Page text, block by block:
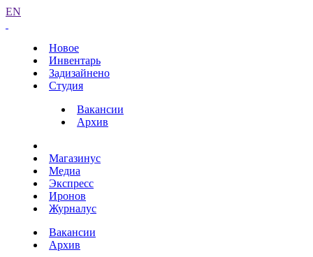
EN
Новое
Инвентарь
Задизайнено
Студия
Вакансии
Архив
Магазинус
Медиа
Экспресс
Иронов
Журналус
Вакансии
Архив